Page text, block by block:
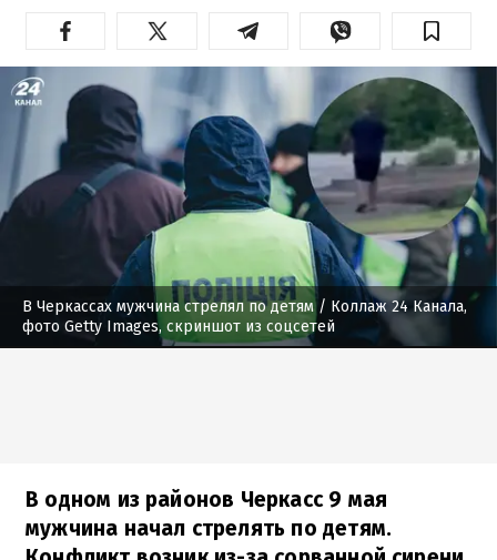
В Черкассах мужчина стрелял по детям/ Коллаж 24 Канала,
фото Getty Images, скриншот из соцсетей
В одном из районов Черкасс 9 мая
мужчина начал стрелять по детям.